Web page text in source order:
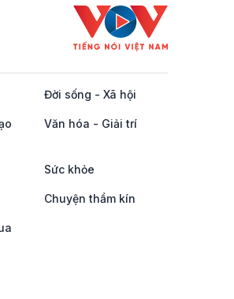
Đời sống - Xã hội
Văn hóa - Giải trí
Sức khỏe
Chuyện thầm kín